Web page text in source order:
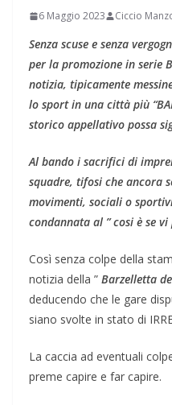
6 Maggio 2023 Ciccio
Senza scuse e senza
per la promozione in serie
notizia, tipicamente
lo sport in una città più
storico appellativo possa
Al bando i sacrifici di
squadre, tifosi che ancora
movimenti, sociali o
condannata al ” cosi è se vi
Così senza colpe della
notizia della ” Barzelletta
deducendo che le gare
siano svolte in stato di
La caccia ad eventuali
preme capire e far capire.